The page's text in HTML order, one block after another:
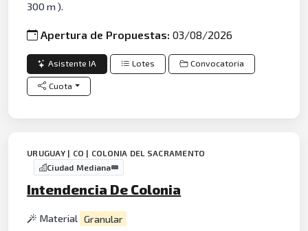
300 m ).
Apertura de Propuestas:03/08/2026
Asistente IA Lotes Convocatoria
Cuota
URUGUAY | CO | COLONIA DEL SACRAMENTO
Ciudad Mediana
Intendencia De Colonia
Material Granular